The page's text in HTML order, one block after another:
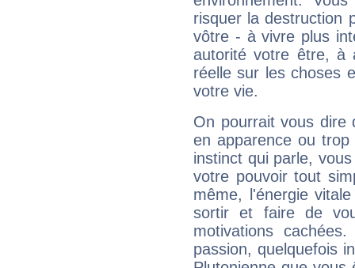
risquer la destruction
vôtre - à vivre plus
autorité votre être, à
réelle sur les choses
votre vie.
On pourrait vous dire
en apparence ou
instinct qui parle,
votre pouvoir tout
même, l'énergie
sortir et faire de
motivations
passion, quelquefois